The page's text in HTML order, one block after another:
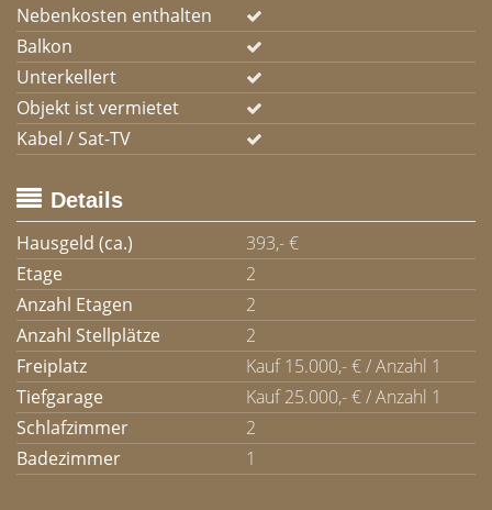
Nebenkosten enthalten
Balkon
Unterkellert
Objekt ist vermietet
Kabel / Sat-TV
Details
Hausgeld (ca.)
393,- €
Etage
2
Anzahl Etagen
2
Anzahl Stellplätze
2
Freiplatz
Kauf 15.000,- € / Anzahl 1
Tiefgarage
Kauf 25.000,- € / Anzahl 1
Schlafzimmer
2
Badezimmer
1